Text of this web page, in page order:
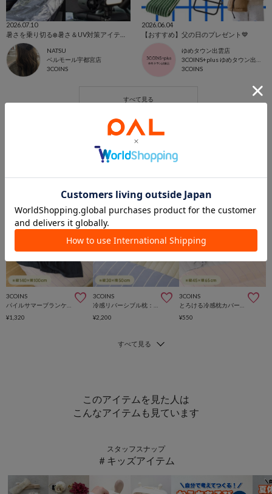
2026.07.10
NATSU
ベルモール宇都宮店
3COINS
2026.06.04
【おすすめ】父の日のプレゼント💙
ゆめタウン出雲店
3COINS
3COINS
¥1,320
3COINS
¥2,200
3COINS
¥550
このアイテムを見た人は
こんなアイテムも見ています
スタッフスナップ
＃キッズアイテム